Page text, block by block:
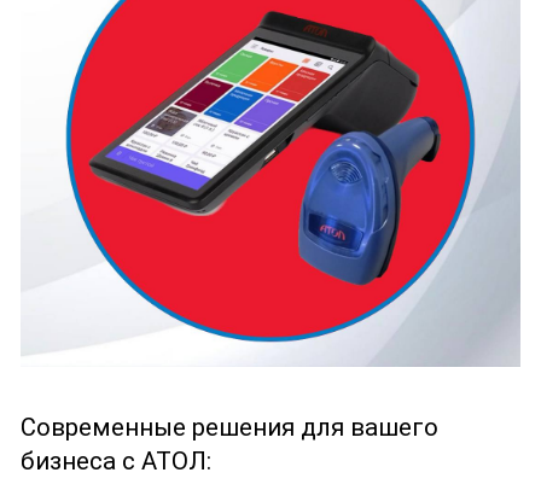
Современные решения для вашего
бизнеса с АТОЛ: